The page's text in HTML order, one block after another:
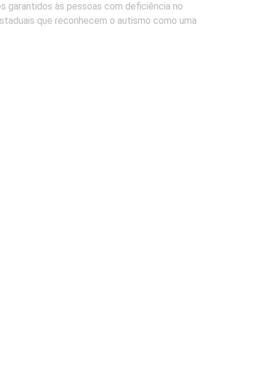
garantidos às pessoas com deficiência no
que reconhecem o autismo como uma